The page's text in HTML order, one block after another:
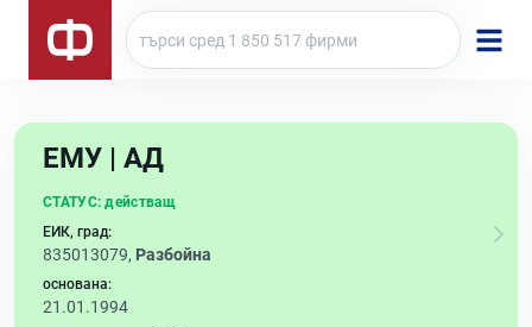
ЕМУ | АД
СТАТУС: действащ
ЕИК, град:
835013079, Разбойна
основана:
21.01.1994